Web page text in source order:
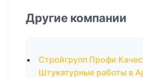
Другие компании
Стройгрупп Профи
Штукатурные работы в